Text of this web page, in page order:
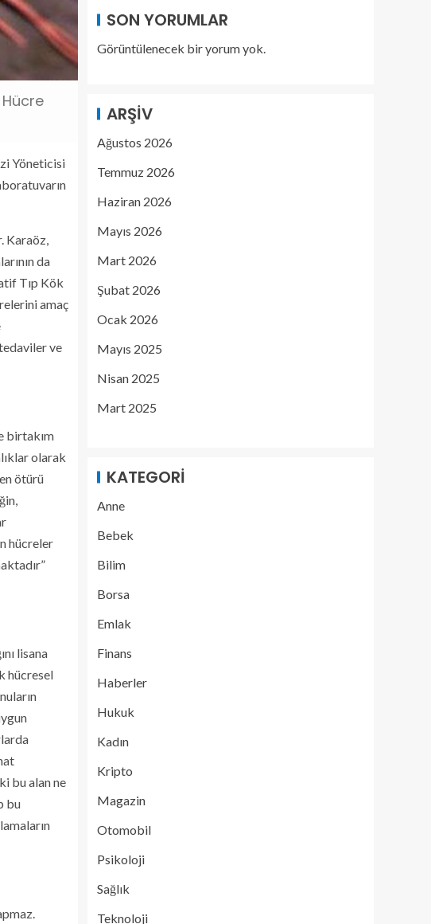
Yöneticisi
Karaöz,
da
Tıp Kök
amaç
ve
birtakım
olarak
ötürü
hücreler
lisana
hücresel
bu alan ne
bu
SON YORUMLAR
Görüntülenecek bir yorum yok.
ARŞIV
Ağustos 2026
Temmuz 2026
Haziran 2026
Mayıs 2026
Mart 2026
Şubat 2026
Ocak 2026
Mayıs 2025
Nisan 2025
Mart 2025
KATEGORI
Anne
Bebek
Bilim
Borsa
Emlak
Finans
Haberler
Hukuk
Kadın
Kripto
Magazin
Otomobil
Psikoloji
Sağlık
Teknoloji